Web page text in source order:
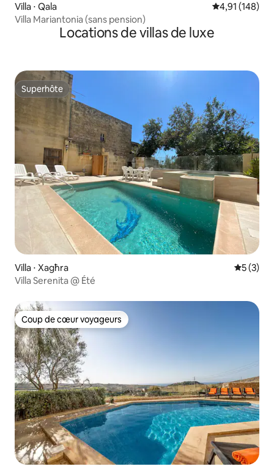
Villa ⋅ Qala Évaluation
4,91 (148)
Villa Mariantonia (sans pension)
Locations de villas de luxe
Superhôte
Superhôte
Villa ⋅ Xagħra
5 (3)
Villa Serenita @ Été
Coup de cœur voyageurs
Coup de cœur voyageurs